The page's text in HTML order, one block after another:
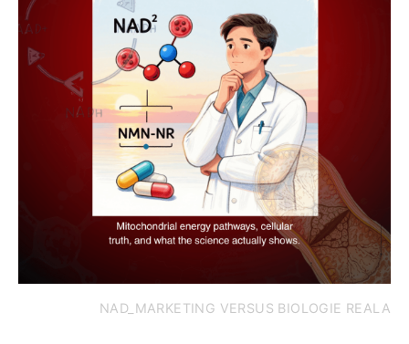
NAD_MARKETING VERSUS BIOLOGIE REALA